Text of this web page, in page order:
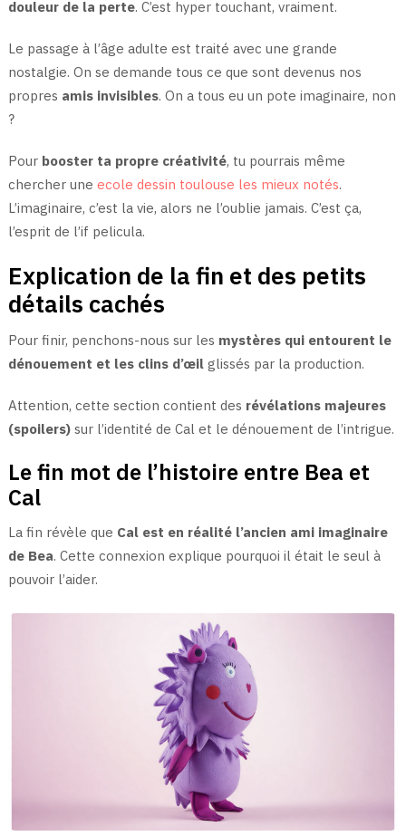
douleur de la perte. C’est hyper touchant, vraiment.
Le passage à l’âge adulte est traité avec une grande
nostalgie. On se demande tous ce que sont devenus nos
propres amis invisibles. On a tous eu un pote imaginaire, non
?
Pour booster ta propre créativité, tu pourrais même
chercher une ecole dessin toulouse les mieux notés.
L’imaginaire, c’est la vie, alors ne l’oublie jamais. C’est ça,
l’esprit de l’if pelicula.
Explication de la fin et des petits
détails cachés
Pour finir, penchons-nous sur les mystères qui entourent le
dénouement et les clins d’œilglissés par la production.
Attention, cette section contient des révélations majeures
(spoilers)sur l’identité de Cal et le dénouement de l’intrigue.
Le fin mot de l’histoire entre Bea et
Cal
La fin révèle que Cal est en réalité l’ancien ami imaginaire
de Bea. Cette connexion explique pourquoi il était le seul à
pouvoir l’aider.